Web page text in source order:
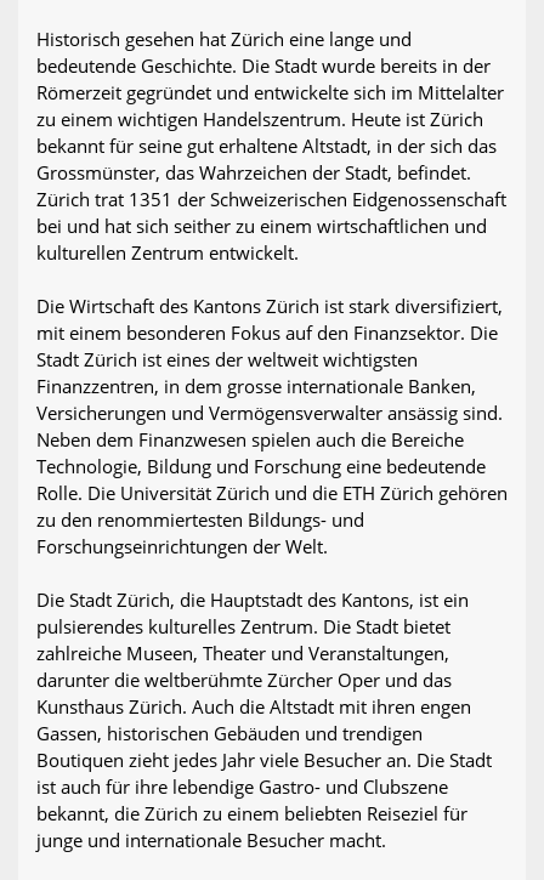
Historisch gesehen hat Zürich eine lange und
bedeutende Geschichte. Die Stadt wurde bereits in der
Römerzeit gegründet und entwickelte sich im Mittelalter
zu einem wichtigen Handelszentrum. Heute ist Zürich
bekannt für seine gut erhaltene Altstadt, in der sich das
Grossmünster, das Wahrzeichen der Stadt, befindet.
Zürich trat 1351 der Schweizerischen Eidgenossenschaft
bei und hat sich seither zu einem wirtschaftlichen und
kulturellen Zentrum entwickelt.
Die Wirtschaft des Kantons Zürich ist stark diversifiziert,
mit einem besonderen Fokus auf den Finanzsektor. Die
Stadt Zürich ist eines der weltweit wichtigsten
Finanzzentren, in dem grosse internationale Banken,
Versicherungen und Vermögensverwalter ansässig sind.
Neben dem Finanzwesen spielen auch die Bereiche
Technologie, Bildung und Forschung eine bedeutende
Rolle. Die Universität Zürich und die ETH Zürich gehören
zu den renommiertesten Bildungs- und
Forschungseinrichtungen der Welt.
Die Stadt Zürich, die Hauptstadt des Kantons, ist ein
pulsierendes kulturelles Zentrum. Die Stadt bietet
zahlreiche Museen, Theater und Veranstaltungen,
darunter die weltberühmte Zürcher Oper und das
Kunsthaus Zürich. Auch die Altstadt mit ihren engen
Gassen, historischen Gebäuden und trendigen
Boutiquen zieht jedes Jahr viele Besucher an. Die Stadt
ist auch für ihre lebendige Gastro- und Clubszene
bekannt, die Zürich zu einem beliebten Reiseziel für
junge und internationale Besucher macht.